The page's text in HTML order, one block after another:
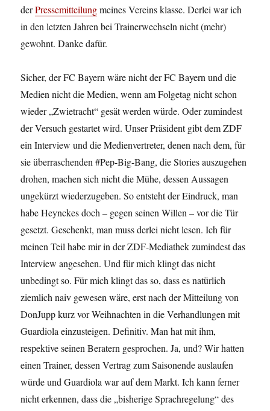
derPressemitteilungmeines Vereins klasse. Derlei war ich
in den letzten Jahren bei Trainerwechseln nicht (mehr)
gewohnt. Danke dafür.
Sicher, der FC Bayern wäre nicht der FC Bayern und die
Medien nicht die Medien, wenn am Folgetag nicht schon
wieder „Zwietracht“ gesät werden würde. Oder zumindest
der Versuch gestartet wird. Unser Präsident gibt dem ZDF
ein Interview und die Medienvertreter, denen nach dem, für
sie überraschenden #Pep-Big-Bang, die Stories auszugehen
drohen, machen sich nicht die Mühe, dessen Aussagen
ungekürzt wiederzugeben. So entsteht der Eindruck, man
habe Heynckes doch – gegen seinen Willen – vor die Tür
gesetzt. Geschenkt, man muss derlei nicht lesen. Ich für
meinen Teil habe mir in der ZDF-Mediathek zumindest das
Interview angesehen. Und für mich klingt das nicht
unbedingt so. Für mich klingt das so, dass es natürlich
ziemlich naiv gewesen wäre, erst nach der Mitteilung von
DonJupp kurz vor Weihnachten in die Verhandlungen mit
Guardiola einzusteigen. Definitiv. Man hat mit ihm,
respektive seinen Beratern gesprochen. Ja, und? Wir hatten
einen Trainer, dessen Vertrag zum Saisonende auslaufen
würde und Guardiola war auf dem Markt. Ich kann ferner
nicht erkennen, dass die „bisherige Sprachregelung“ des